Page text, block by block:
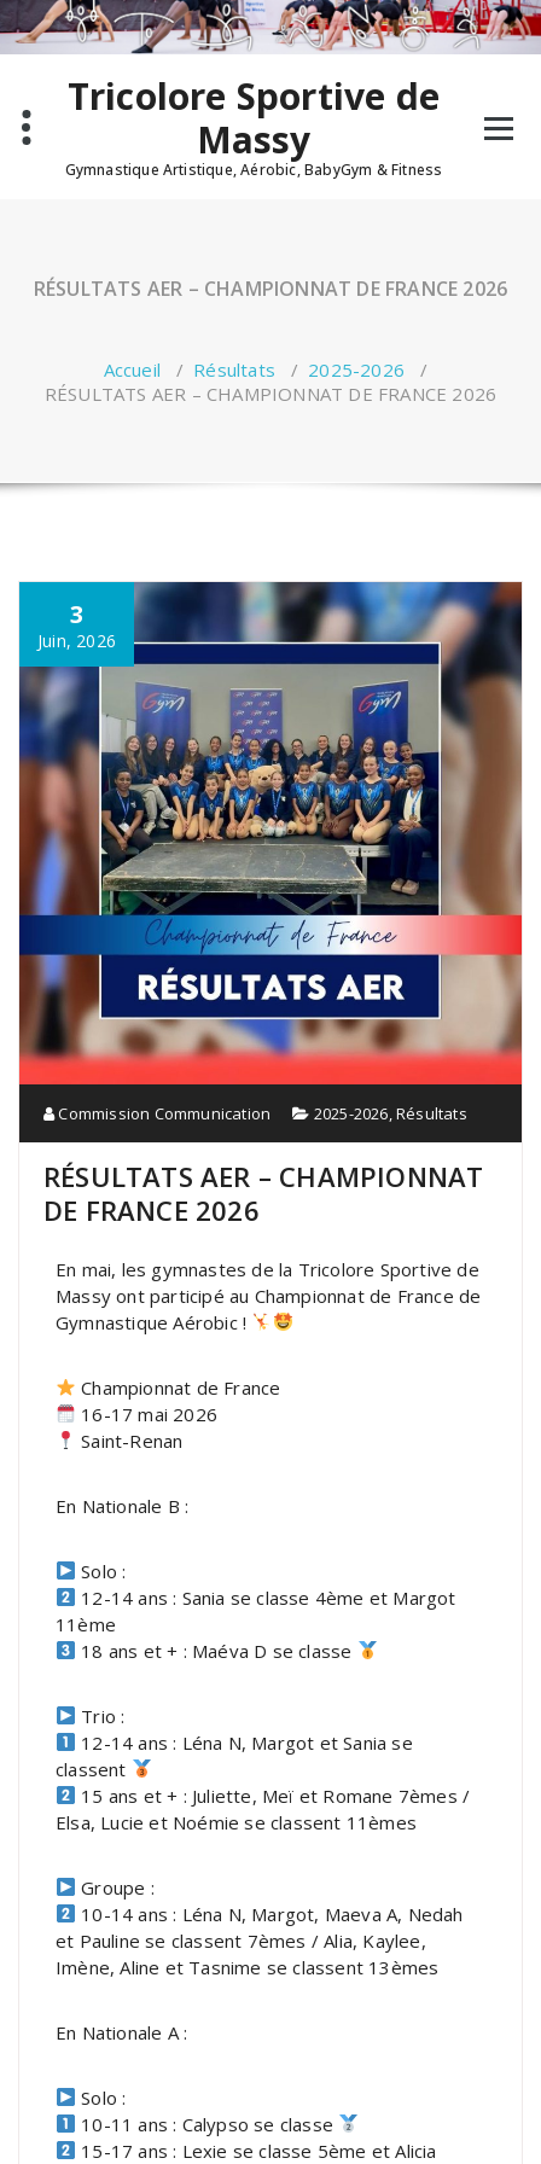
Tricolore Sportive de
Massy
Gymnastique Artistique, Aérobic, BabyGym & Fitness
RÉSULTATS AER – CHAMPIONNAT DE FRANCE 2026
Accueil / Résultats / 2025-2026 /
RÉSULTATS AER – CHAMPIONNAT DE FRANCE 2026
3
Juin, 2026
Commission Communication 2025-2026,Résultats
RÉSULTATS AER – CHAMPIONNAT
DE FRANCE 2026
En mai, les gymnastes de la Tricolore Sportive de
Massy ont participé au Championnat de France de
Gymnastique Aérobic !
Championnat de France
16-17 mai 2026
Saint-Renan
En Nationale B :
Solo :
12-14 ans : Sania se classe 4ème et Margot
11ème
18 ans et + : Maéva D se classe
Trio :
12-14 ans : Léna N, Margot et Sania se
classent
15 ans et + : Juliette, Meï et Romane 7èmes /
Elsa, Lucie et Noémie se classent 11èmes
Groupe :
10-14 ans : Léna N, Margot, Maeva A, Nedah
et Pauline se classent 7èmes / Alia, Kaylee,
Imène, Aline et Tasnime se classent 13èmes
En Nationale A :
Solo :
10-11 ans : Calypso se classe
15-17 ans : Lexie se classe 5ème et Alicia